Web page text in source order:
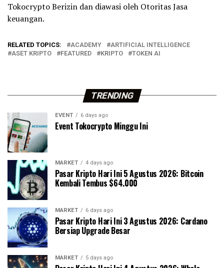
Tokocrypto Berizin dan diawasi oleh Otoritas Jasa
keuangan.
RELATED TOPICS: ACADEMY
ARTIFICIAL INTELLIGENCE
ASET KRIPTO
FEATURED KRIPTO TOKEN AI
TRENDING
EVENT 6 days ago
Event Tokocrypto Minggu Ini
MARKET 4 days ago
Pasar Kripto Hari Ini 5 Agustus 2026: Bitcoin
Kembali Tembus $64.000
MARKET 6 days ago
Pasar Kripto Hari Ini 3 Agustus 2026: Cardano
Bersiap Upgrade Besar
MARKET 5 days ago